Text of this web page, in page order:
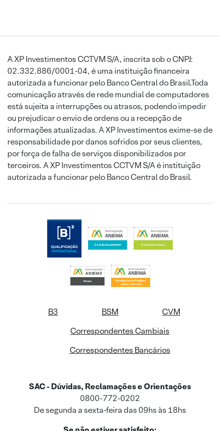
A XP Investimentos CCTVM S/A, inscrita sob o CNPJ:
02.332.886/0001-04, é uma instituição financeira
autorizada a funcionar pelo Banco Central do Brasil.Toda
comunicação através de rede mundial de computadores
está sujeita a interrupções ou atrasos, podendo impedir
ou prejudicar o envio de ordens ou a recepção de
informações atualizadas. A XP Investimentos exime-se de
responsabilidade por danos sofridos por seus clientes,
por força de falha de serviços disponibilizados por
terceiros. A XP Investimentos CCTVM S/A é instituição
autorizada a funcionar pelo Banco Central do Brasil.
B3 BSM
CVM
Correspondentes Cambiais
Correspondentes Bancários
SAC - Dúvidas, Reclamações e Orientações
0800-772-0202
De segunda a sexta-feira das 09hs às 18hs